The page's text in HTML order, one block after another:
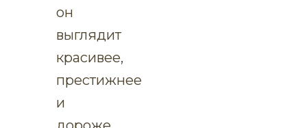
он
выглядит
красивее,
престижнее
и